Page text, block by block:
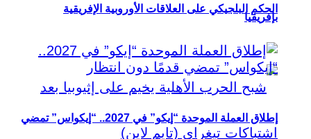
بإفريقيا
الحكم البلجيكي على العلاقات الأوروبية الإفريقية
إطلاق العملة الموحدة “إيكو” في 2027.. “إيكواس” تمضي